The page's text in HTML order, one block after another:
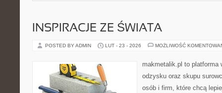
INSPIRACJE ZE ŚWIATA
POSTED BY ADMIN LUT - 23 - 2026 MOŻLIWOŚĆ
makmetalik.pl to platforma
odzysku oraz skupu
osób i firm, które chcą